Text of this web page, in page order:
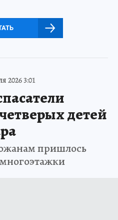
2026 3:01
детей
пришлось
многоэтажки